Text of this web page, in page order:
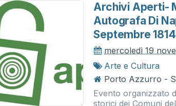
Archivi Aperti-
Autografa Di
Septembre
mercoledì 19
Arte e Cultura
Porto Azzurro -
Evento organizzato
storici dei Comuni